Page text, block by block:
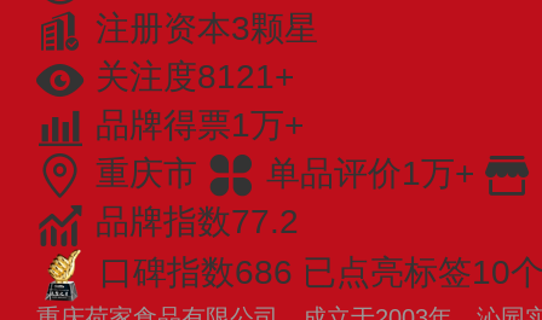
注册资本3颗星
关注度8121+
品牌得票1万+
重庆市
单品评价1万+
品牌指数77.2
口碑指数686 已点亮标签10